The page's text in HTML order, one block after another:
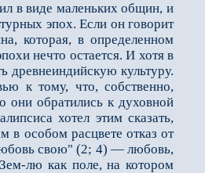
в виде маленьких общин, и
эпох. Если он говорит
которая, в определенном
нечто остается. И хотя в
древнеиндийскую культуру.
к тому, что, собственно,
они обратились к духовной
хотел этим сказать,
в особом расцвете отказ от
свою" (2; 4) — любовь,
лю как поле, на котором